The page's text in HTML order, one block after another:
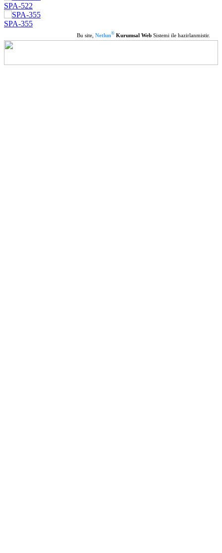
SPA-522
SPA-355
Bu site, Netlun® Kurumsal Web Sistemi ile hazirlanmistir.